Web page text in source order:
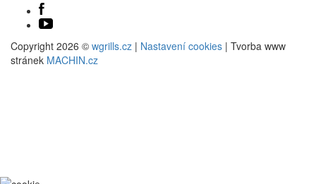
Copyright 2026 © wgrills.cz | Nastavení cookies | Tvorba www
stránek MACHIN.cz